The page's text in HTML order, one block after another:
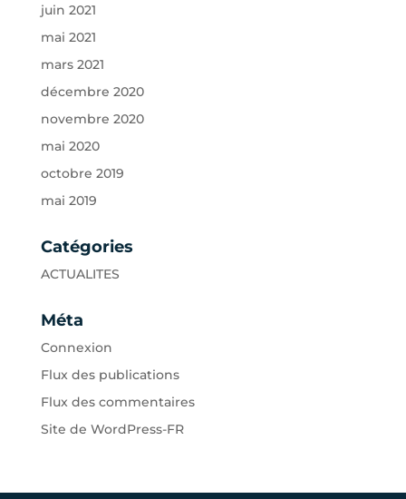
juin 2021
mai 2021
mars 2021
décembre 2020
novembre 2020
mai 2020
octobre 2019
mai 2019
Catégories
ACTUALITES
Méta
Connexion
Flux des publications
Flux des commentaires
Site de WordPress-FR